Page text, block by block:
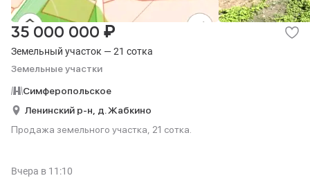
Земельный участок — 21 сотка
Земельные участки
35 000 000 ₽
Симферопольское
Ленинский р-н, д. Жабкино
Продажа земельного участка, 21 сотка.
Вчера в 11:10